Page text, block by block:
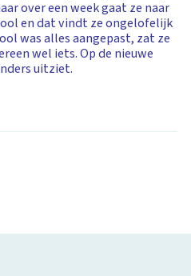
over een week gaat ze naar
en dat vindt ze ongelofelijk
was alles aangepast, zat ze
wel iets. Op de nieuwe
uitziet.